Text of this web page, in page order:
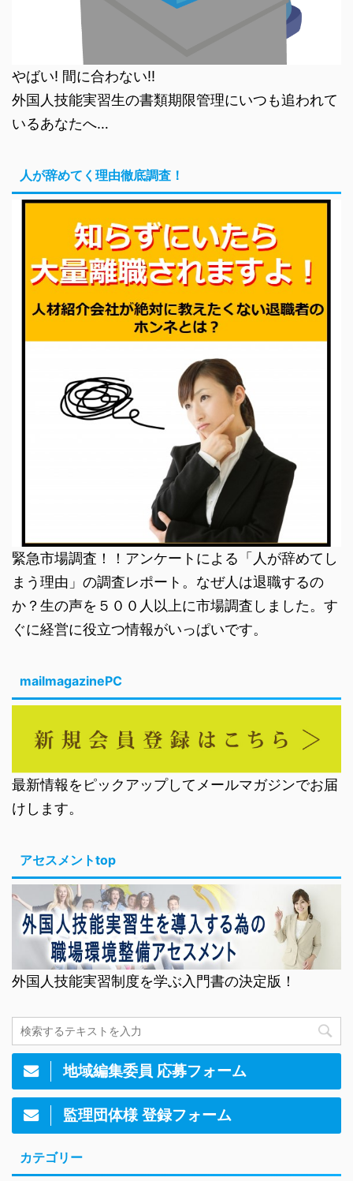
やばい! 間に合わない!!
外国人技能実習生の書類期限管理にいつも追われて
いるあなたへ…
人が辞めてく理由徹底調査！
緊急市場調査！！アンケートによる「人が辞めてし
まう理由」の調査レポート。なぜ人は退職するの
か？生の声を５００人以上に市場調査しました。す
ぐに経営に役立つ情報がいっぱいです。
mailmagazinePC
最新情報をピックアップしてメールマガジンでお届
けします。
アセスメントtop
外国人技能実習制度を学ぶ入門書の決定版！
地域編集委員 応募フォーム
監理団体様 登録フォーム
カテゴリー